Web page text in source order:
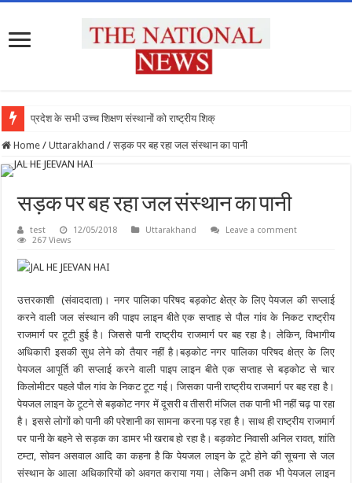
प्रदेश के सभी उच्च शिक्षण संस्थानों को राष्ट्रीय शिक्षा नी
Home / Uttarakhand / सड़क पर बह रहा जल संस्थान का पानी
सड़क पर बह रहा जल संस्थान का पानी
test 12/05/2018 Uttarakhand
Leave a comment
267 Views
उत्तरकाशी (संवाददाता)। नगर पालिका परिषद बड़कोट क्षेत्र के लिए पेयजल की सप्लाई
करने वाली जल संस्थान की पाइप लाइन बीते एक सप्ताह से पौल गांव के निकट राष्ट्रीय
राजमार्ग पर टूटी हुई है। जिससे पानी राष्ट्रीय राजमार्ग पर बह रहा है। लेकिन, विभागीय
अधिकारी इसकी सुध लेने को तैयार नहीं है।बड़कोट नगर पालिका परिषद क्षेत्र के लिए
पेयजल आपूर्ति की सप्लाई करने वाली पाइप लाइन बीते एक सप्ताह से बड़कोट से चार
किलोमीटर पहले पौल गांव के निकट टूट गई। जिसका पानी राष्ट्रीय राजमार्ग पर बह रहा है।
पेयजल लाइन के टूटने से बड़कोट नगर में दूसरी व तीसरी मंजिल तक पानी भी नहीं चढ़ पा रहा
है। इससे लोगों को पानी की परेशानी का सामना करना पड़ रहा है। साथ ही राष्ट्रीय राजमार्ग
पर पानी के बहने से सड़क का डामर भी खराब हो रहा है। बड़कोट निवासी अनिल रावत, शांति
टम्टा, सोवन असवाल आदि का कहना है कि पेयजल लाइन के टूटे होने की सूचना से जल
संस्थान के आला अधिकारियों को अवगत कराया गया। लेकिन अभी तक भी पेयजल लाइन